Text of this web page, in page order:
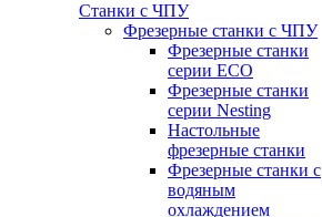
Станки с ЧПУ
Фрезерные станки с ЧПУ
Фрезерные станки
серии ECO
Фрезерные станки
серии Nesting
Настольные
фрезерные станки
Фрезерные станки с
водяным
охлаждением